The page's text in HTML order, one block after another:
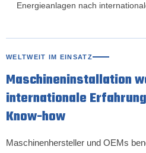
Energieanlagen nach
WELTWEIT IM EINSATZ
Maschineninstallation
internationale
Know-how
Maschinenhersteller und OEMs